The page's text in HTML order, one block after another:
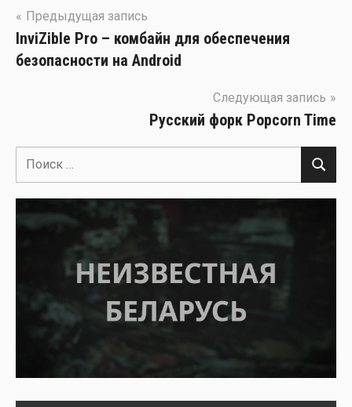
Навигация
по
записям
Предыдущая запись
InviZible Pro – комбайн для обеспечения
безопасности на Android
Следующая запись
Русский форк Popcorn Time
Поиск
Поиск